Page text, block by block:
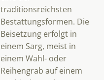
traditionsreichsten
Bestattungsformen. Die
Beisetzung erfolgt in
einem Sarg, meist in
einem Wahl- oder
Reihengrab auf einem